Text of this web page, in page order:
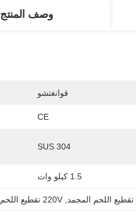
وصف المنتج
قوانغتشو
CE
SUS 304
1.5 كيلو وات
, 220V تقطيع اللحم المجمد